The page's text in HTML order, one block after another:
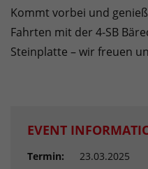
Kommt vorbei und
Fahrten mit der 4-SB
Steinplatte – wir freuen
EVENT
Termin:
23.03.2025